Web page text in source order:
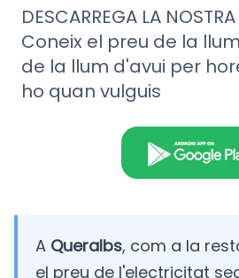
DESCARREGA LA
Coneix el preu de la
de la llum d'avui per
ho quan vulguis
A Queralbs, com a la
el preu de l'electricitat